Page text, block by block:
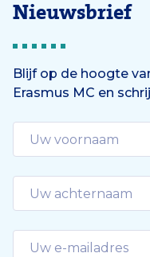
Nieuwsbrief
Blijf op de hoogte
Erasmus MC en